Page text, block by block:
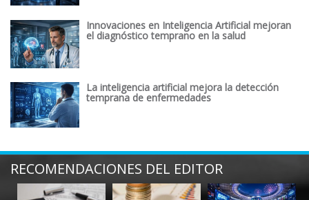
Innovaciones en Inteligencia Artificial mejoran
el diagnóstico temprano en la salud
La inteligencia artificial mejora la detección
temprana de enfermedades
RECOMENDACIONES DEL EDITOR